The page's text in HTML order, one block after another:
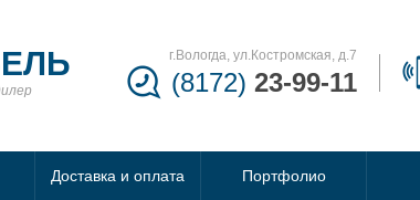
г.Вологда, ул.Костромская, д.7
(8172) 23-99-11
Доставка и оплата Портфолио